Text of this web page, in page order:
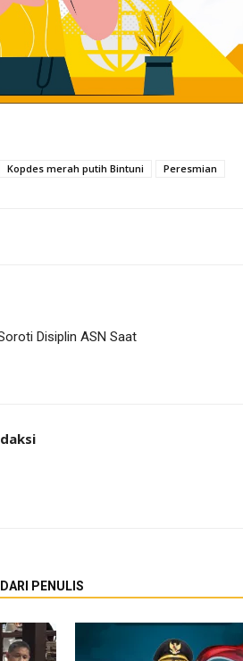
Kopdes merah putih Bintuni Peresmian
Disiplin ASN Saat
DARI PENULIS